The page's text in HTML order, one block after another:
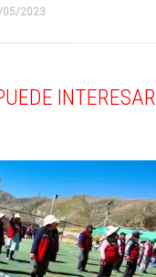
05/2023
INTERESAR